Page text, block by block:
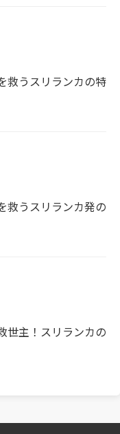
救うスリランカの特
救うスリランカ発の
世主！スリランカの